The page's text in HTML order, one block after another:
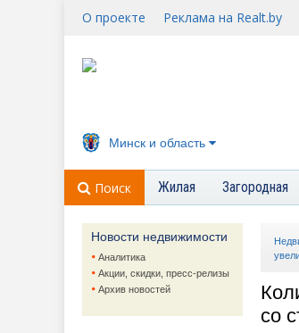
О проекте Реклама на Realt.by
Минск и область
Поиск Жилая Загородная
Новости недвижимости
Аналитика
Акции, скидки, пресс-релизы
Архив новостей
со